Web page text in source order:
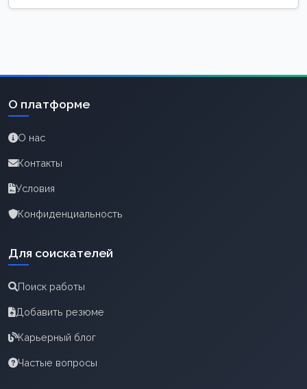
О платформе
О нас
Контакты
Условия
Конфиденциальность
Для соискателей
Поиск работы
Добавить резюме
Карьерный блог
Частые вопросы